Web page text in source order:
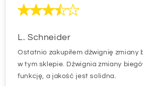
L. Schneider
Ostatnio zakupiłem dźwignię zmiany
w tym sklepie. Dźwignia zmiany
funkcję, a jakość jest solidna.